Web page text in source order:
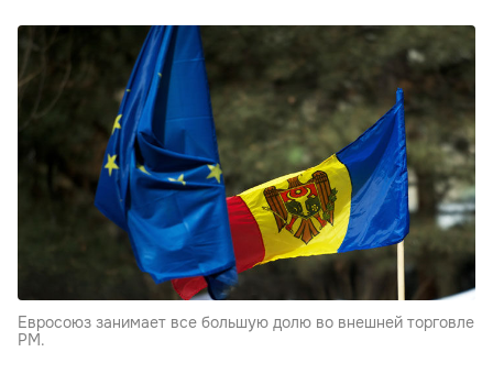
Евросоюз занимает все большую долю во внешней торговле
РМ.